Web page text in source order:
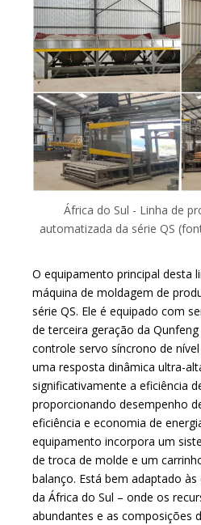
África do Sul - Linha de
automatizada da série QS
O equipamento principal desta
máquina de moldagem de
série QS. Ele é equipado com
de terceira geração da
controle servo síncrono de
uma resposta dinâmica ultra-
significativamente a eficiência
proporcionando desempenho
eficiência e economia de
equipamento incorpora um
de troca de molde e um
balanço. Está bem adaptado
da África do Sul – onde os
abundantes e as composições